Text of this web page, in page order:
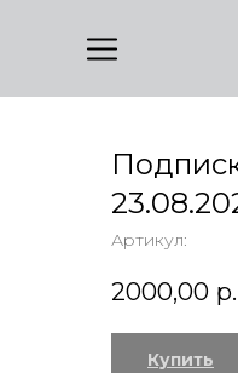
Артикул:
2000,00 р.
Купить